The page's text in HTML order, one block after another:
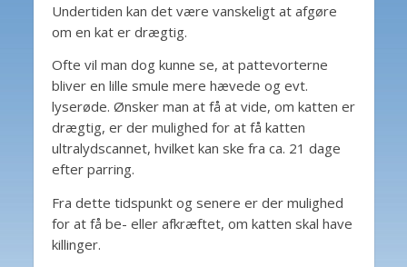
Undertiden kan det være vanskeligt at afgøre
om en kat er drægtig.
Ofte vil man dog kunne se, at pattevorterne
bliver en lille smule mere hævede og evt.
lyserøde. Ønsker man at få at vide, om katten er
drægtig, er der mulighed for at få katten
ultralydscannet, hvilket kan ske fra ca. 21 dage
efter parring.
Fra dette tidspunkt og senere er der mulighed
for at få be- eller afkræftet, om katten skal have
killinger.